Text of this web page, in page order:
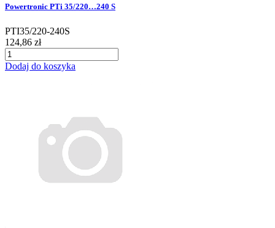
Powertronic PTi 35/220…240 S
PTI35/220-240S
124,86 zł
Dodaj do koszyka